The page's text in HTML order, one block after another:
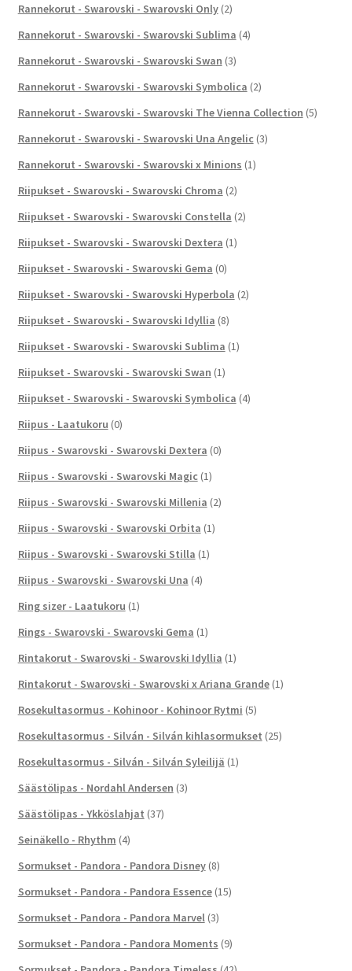
Rannekorut - Swarovski - Swarovski Only (2)
Rannekorut - Swarovski - Swarovski Sublima (4)
Rannekorut - Swarovski - Swarovski Swan (3)
Rannekorut - Swarovski - Swarovski Symbolica (2)
Rannekorut - Swarovski - Swarovski The Vienna Collection (5)
Rannekorut - Swarovski - Swarovski Una Angelic (3)
Rannekorut - Swarovski - Swarovski x Minions (1)
Riipukset - Swarovski - Swarovski Chroma (2)
Riipukset - Swarovski - Swarovski Constella (2)
Riipukset - Swarovski - Swarovski Dextera (1)
Riipukset - Swarovski - Swarovski Gema (0)
Riipukset - Swarovski - Swarovski Hyperbola (2)
Riipukset - Swarovski - Swarovski Idyllia (8)
Riipukset - Swarovski - Swarovski Sublima (1)
Riipukset - Swarovski - Swarovski Swan (1)
Riipukset - Swarovski - Swarovski Symbolica (4)
Riipus - Laatukoru (0)
Riipus - Swarovski - Swarovski Dextera (0)
Riipus - Swarovski - Swarovski Magic (1)
Riipus - Swarovski - Swarovski Millenia (2)
Riipus - Swarovski - Swarovski Orbita (1)
Riipus - Swarovski - Swarovski Stilla (1)
Riipus - Swarovski - Swarovski Una (4)
Ring sizer - Laatukoru (1)
Rings - Swarovski - Swarovski Gema (1)
Rintakorut - Swarovski - Swarovski Idyllia (1)
Rintakorut - Swarovski - Swarovski x Ariana Grande (1)
Rosekultasormus - Kohinoor - Kohinoor Rytmi (5)
Rosekultasormus - Silván - Silván kihlasormukset (25)
Rosekultasormus - Silván - Silván Syleilijä (1)
Säästölipas - Nordahl Andersen (3)
Säästölipas - Ykköslahjat (37)
Seinäkello - Rhythm (4)
Sormukset - Pandora - Pandora Disney (8)
Sormukset - Pandora - Pandora Essence (15)
Sormukset - Pandora - Pandora Marvel (3)
Sormukset - Pandora - Pandora Moments (9)